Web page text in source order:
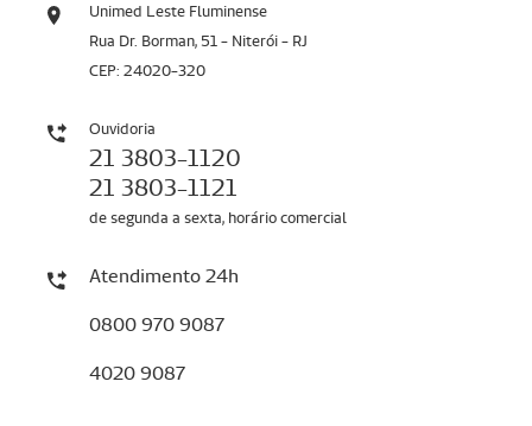
Unimed Leste Fluminense
Rua Dr. Borman, 51 - Niterói - RJ
CEP: 24020-320
Ouvidoria
21 3803-1120
21 3803-1121
de segunda a sexta, horário comercial
Atendimento 24h
0800 970 9087
4020 9087